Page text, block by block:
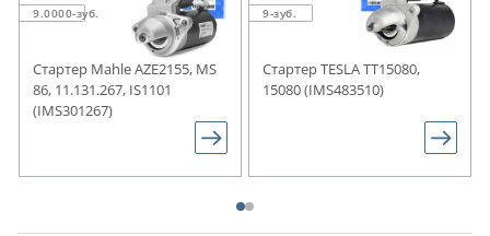
9.0000-зуб.
Стартер Mahle AZE2155, MS
86, 11.131.267, IS1101
(IMS301267)
9-зуб.
Стартер TESLA TT15080,
15080 (IMS483510)